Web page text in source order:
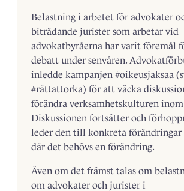
Belastning i arbetet för advokater
biträdande jurister som arbetar vid
advokatbyråerna har varit föremål
debatt under senvåren.
inledde kampanjen #oikeusjaksaa
#rättattorka) för att väcka
förändra verksamhetskulturen inom
Diskussionen fortsätter och
leder den till konkreta
där det behövs en förändring.
Även om det främst talas om
om advokater och jurister i